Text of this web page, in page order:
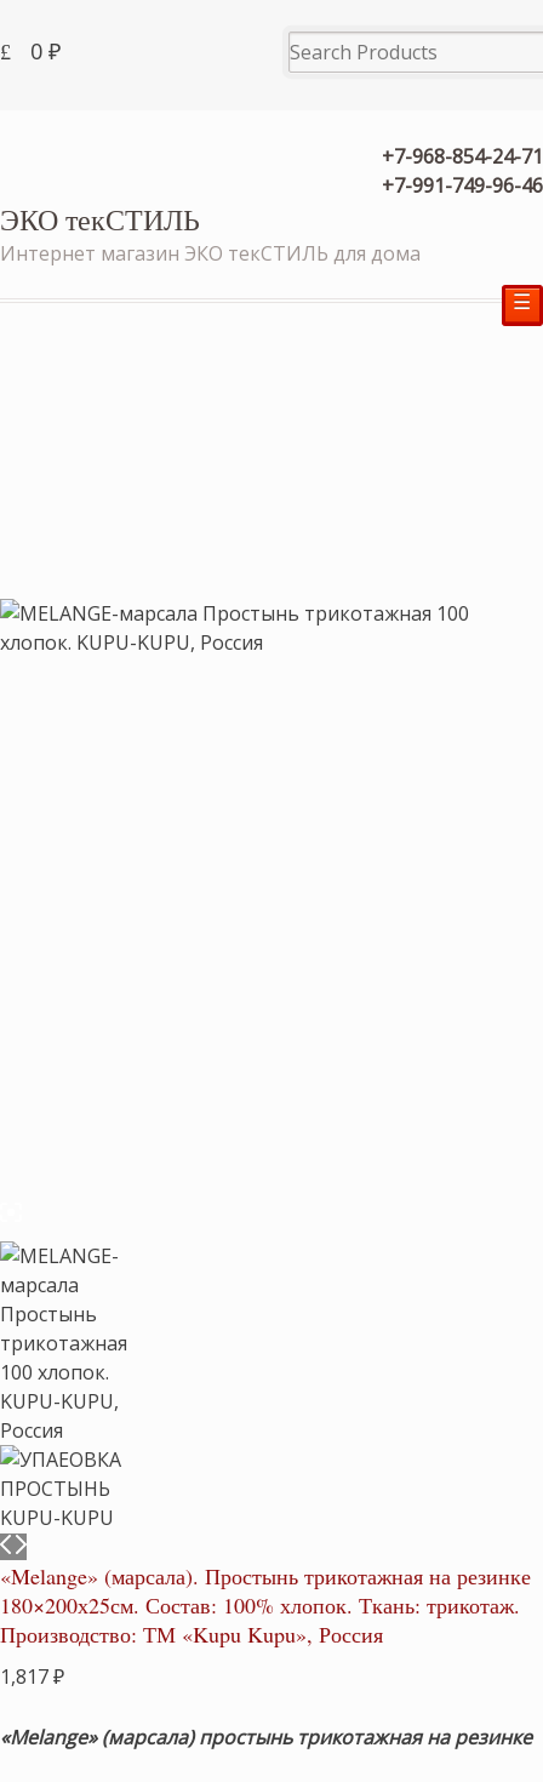
0₽
+7-968-854-24-71
+7-991-749-96-46
ЭКО текСТИЛЬ
Интернет магазин ЭКО текСТИЛЬ для дома
☰
«Melange» (марсала). Простынь трикотажная на резинке
180×200х25см. Состав: 100% хлопок. Ткань: трикотаж.
Производство: ТМ «Kupu Kupu», Россия
1,817₽
«Melange» (марсала) простынь трикотажная на резинке